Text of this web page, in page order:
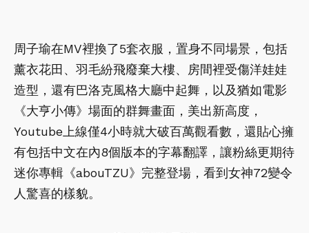
周子瑜在MV裡換了5套衣服，置身不同場景，包括
薰衣花田、羽毛紛飛廢棄大樓、房間裡受傷洋娃娃
造型，還有巴洛克風格大廳中起舞，以及猶如電影
《大亨小傳》場面的群舞畫面，美出新高度，
Youtube上線僅4小時就大破百萬觀看數，還貼心擁
有包括中文在內8個版本的字幕翻譯，讓粉絲更期待
迷你專輯《abouTZU》完整登場，看到女神72變令
人驚喜的樣貌。